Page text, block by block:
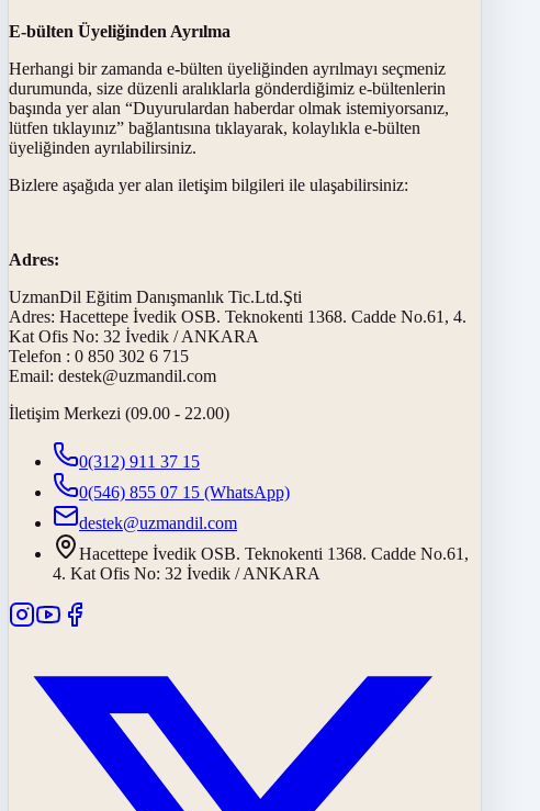
E-bülten Üyeliğinden Ayrılma
Herhangi bir zamanda e-bülten üyeliğinden ayrılmayı seçmeniz
durumunda, size düzenli aralıklarla gönderdiğimiz e-bültenlerin
başında yer alan “Duyurulardan haberdar olmak istemiyorsanız,
lütfen tıklayınız” bağlantısına tıklayarak, kolaylıkla e-bülten
üyeliğinden ayrılabilirsiniz.
Bizlere aşağıda yer alan iletişim bilgileri ile ulaşabilirsiniz:
Adres:
UzmanDil Eğitim Danışmanlık Tic.Ltd.Şti
Adres: Hacettepe İvedik OSB. Teknokenti 1368. Cadde No.61, 4.
Kat Ofis No: 32 İvedik / ANKARA
Telefon : 0 850 302 6 715
Email: destek@uzmandil.com
İletişim Merkezi (09.00 - 22.00)
0(312) 911 37 15
0(546) 855 07 15 (WhatsApp)
destek@uzmandil.com
Hacettepe İvedik OSB. Teknokenti 1368. Cadde No.61,
4. Kat Ofis No: 32 İvedik / ANKARA